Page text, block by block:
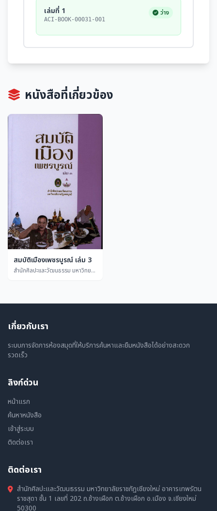
เล่มที่ 1
ACI-BOOK-00031-001
ว่าง
หนังสือที่เกี่ยวข้อง
สมบัติเมืองเพชรบูรณ์ เล่ม 3
สำนักศิลปะและวัฒนธรรม มหาวิทยาลัยราชภัฏเพชรบูรณ์
เกี่ยวกับเรา
ระบบการจัดการห้องสมุดที่ให้บริการค้นหาและยืมหนังสือได้อย่างสะดวก
รวดเร็ว
ลิงก์ด่วน
หน้าแรก
ค้นหาหนังสือ
เข้าสู่ระบบ
ติดต่อเรา
ติดต่อเรา
สำนักศิลปะและวัฒนธรรม มหาวิทยาลัยราชภัฏเชียงใหม่ อาคารเทพรัตน
ราชสุดา ชั้น 1 เลขที่ 202 ถ.ช้างเผือก ต.ช้างเผือก อ.เมือง จ.เชียงใหม่
50300